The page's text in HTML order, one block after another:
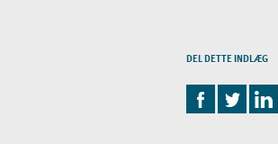
DEL DETTE INDLÆG